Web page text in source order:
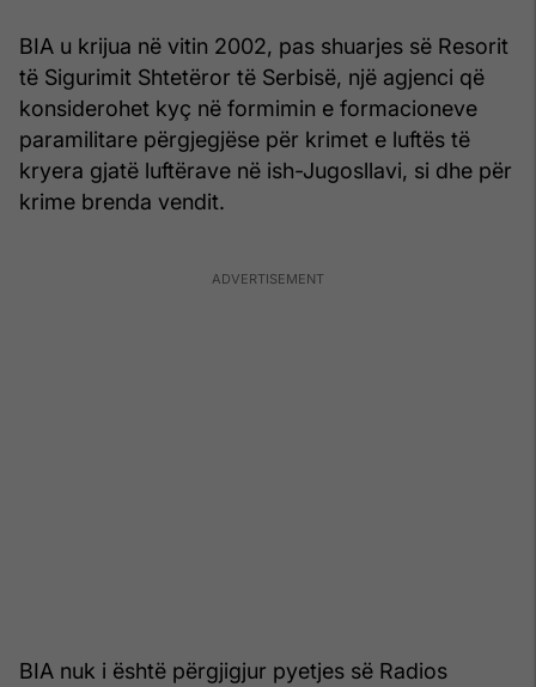
BIA u krijua në vitin 2002, pas shuarjes së Resorit
të Sigurimit Shtetëror të Serbisë, një agjenci që
konsiderohet kyç në formimin e formacioneve
paramilitare përgjegjëse për krimet e luftës të
kryera gjatë luftërave në ish-Jugosllavi, si dhe për
krime brenda vendit.
BIA nuk i është përgjigjur pyetjes së Radios